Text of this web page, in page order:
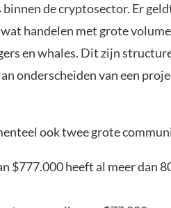
de cryptosector. Er
handelen met grote
en whales. Dit zijn
onderscheiden van een
ook twee grote
$777.000 heeft al meer dan